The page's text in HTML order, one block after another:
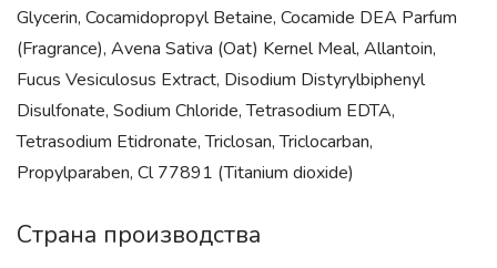
Glycerin, Cocamidopropyl Betaine, Cocamide DEA Parfum
(Fragrance), Avena Sativa (Oat) Kernel Meal, Allantoin,
Fucus Vesiculosus Extract, Disodium Distyrylbiphenyl
Disulfonate, Sodium Chloride, Tetrasodium EDTA,
Tetrasodium Etidronate, Triclosan, Triclocarban,
Propylparaben, Cl 77891 (Titanium dioxide)
Страна производства